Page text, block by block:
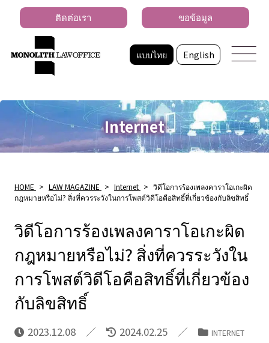
แบบไทย English
ติดต่อเรา ขอข้อมูล
Internet
HOME > LAW MAGAZINE > Internet > วิดีโอการร้องเพลงคาราโอเกะผิด
กฎหมายหรือไม่? สิ่งที่ควรระวังในการโพสต์วิดีโอคือสิทธิ์ที่เกี่ยวข้องกับลิขสิทธิ์
วิดีโอการร้องเพลงคาราโอเกะผิด
กฎหมายหรือไม่? สิ่งที่ควรระวังใน
การโพสต์วิดีโอคือสิทธิ์ที่เกี่ยวข้อง
กับลิขสิทธิ์
2023.12.08 2024.02.25 INTERNET